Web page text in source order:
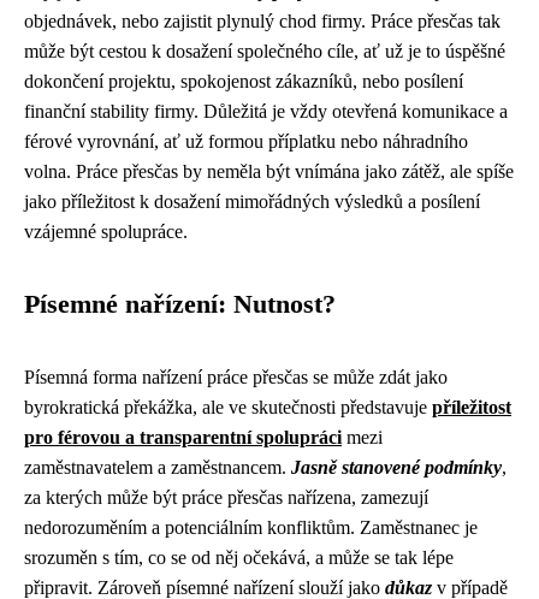
objednávek, nebo zajistit plynulý chod firmy. Práce přesčas tak
může být cestou k dosažení společného cíle, ať už je to úspěšné
dokončení projektu, spokojenost zákazníků, nebo posílení
finanční stability firmy. Důležitá je vždy otevřená komunikace a
férové vyrovnání, ať už formou příplatku nebo náhradního
volna. Práce přesčas by neměla být vnímána jako zátěž, ale spíše
jako příležitost k dosažení mimořádných výsledků a posílení
vzájemné spolupráce.
Písemné nařízení: Nutnost?
Písemná forma nařízení práce přesčas se může zdát jako
byrokratická překážka, ale ve skutečnosti představuje příležitost
pro férovou a transparentní spolupráci mezi
zaměstnavatelem a zaměstnancem. Jasně stanovené podmínky,
za kterých může být práce přesčas nařízena, zamezují
nedorozuměním a potenciálním konfliktům. Zaměstnanec je
srozuměn s tím, co se od něj očekává, a může se tak lépe
připravit. Zároveň písemné nařízení slouží jako důkaz v případě